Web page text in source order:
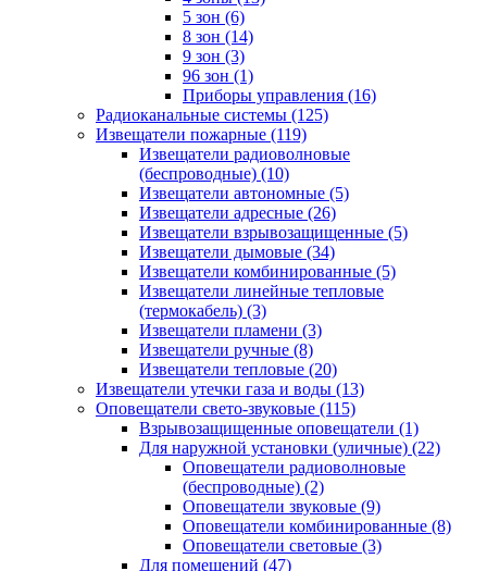
5 зон (6)
8 зон (14)
9 зон (3)
96 зон (1)
Приборы управления (16)
Радиоканальные системы (125)
Извещатели пожарные (119)
Извещатели радиоволновые
(беспроводные) (10)
Извещатели автономные (5)
Извещатели адресные (26)
Извещатели взрывозащищенные (5)
Извещатели дымовые (34)
Извещатели комбинированные (5)
Извещатели линейные тепловые
(термокабель) (3)
Извещатели пламени (3)
Извещатели ручные (8)
Извещатели тепловые (20)
Извещатели утечки газа и воды (13)
Оповещатели свето-звуковые (115)
Взрывозащищенные оповещатели (1)
Для наружной установки (уличные) (22)
Оповещатели радиоволновые
(беспроводные) (2)
Оповещатели звуковые (9)
Оповещатели комбинированные (8)
Оповещатели световые (3)
Для помещений (47)